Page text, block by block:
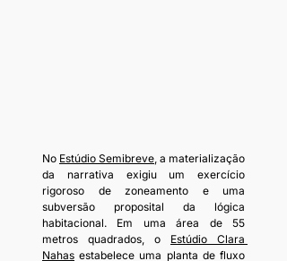
No Estúdio Semibreve, a materialização
da narrativa exigiu um exercício
rigoroso de zoneamento e uma
subversão proposital da lógica
habitacional. Em uma área de 55
metros quadrados, o Estúdio Clara
Nahas estabelece uma planta de fluxo